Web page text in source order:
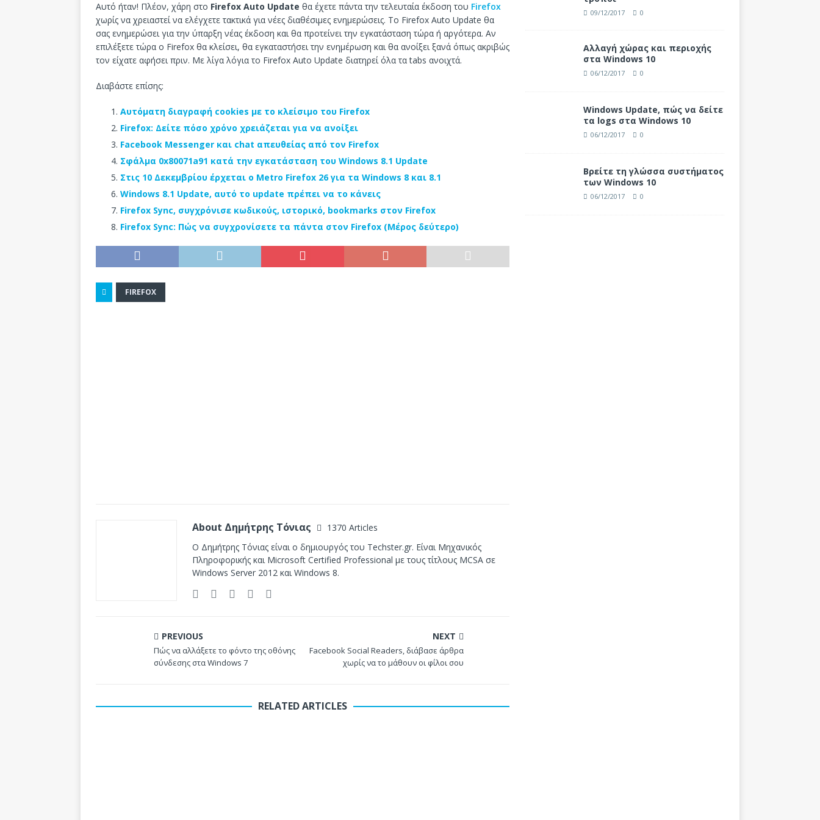
Αυτό ήταν! Πλέον, χάρη στο Firefox Auto Update θα έχετε πάντα την τελευταία έκδοση του Firefox
χωρίς να χρειαστεί να ελέγχετε τακτικά για νέες διαθέσιμες ενημερώσεις. Το Firefox Auto Update θα
σας ενημερώσει για την ύπαρξη νέας έκδοση και θα προτείνει την εγκατάσταση τώρα ή αργότερα. Αν
επιλέξετε τώρα ο Firefox θα κλείσει, θα εγκαταστήσει την ενημέρωση και θα ανοίξει ξανά όπως ακριβώς
τον είχατε αφήσει πριν. Με λίγα λόγια το Firefox Auto Update διατηρεί όλα τα tabs ανοιχτά.
Διαβάστε επίσης:
Αυτόματη διαγραφή cookies με το κλείσιμο του Firefox
Firefox: Δείτε πόσο χρόνο χρειάζεται για να ανοίξει
Facebook Messenger και chat απευθείας από τον Firefox
Σφάλμα 0x80071a91 κατά την εγκατάσταση του Windows 8.1 Update
Στις 10 Δεκεμβρίου έρχεται ο Metro Firefox 26 για τα Windows 8 και 8.1
Windows 8.1 Update, αυτό το update πρέπει να το κάνεις
Firefox Sync, συγχρόνισε κωδικούς, ιστορικό, bookmarks στον Firefox
Firefox Sync: Πώς να συγχρονίσετε τα πάντα στον Firefox (Μέρος δεύτερο)
FIREFOX
About Δημήτρης Τόνιας
1370 Articles
Ο Δημήτρης Τόνιας είναι ο δημιουργός του Techster.gr. Είναι Μηχανικός
Πληροφορικής και Microsoft Certified Professional με τους τίτλους MCSA σε
Windows Server 2012 και Windows 8.
PREVIOUS
Πώς να αλλάξετε το φόντο της οθόνης
σύνδεσης στα Windows 7
NEXT
Facebook Social Readers, διάβασε άρθρα
χωρίς να το μάθουν οι φίλοι σου
RELATED ARTICLES
09/12/2017 0
Αλλαγή χώρας και περιοχής
στα Windows 10
06/12/2017 0
Windows Update, πώς να δείτε
τα logs στα Windows 10
06/12/2017 0
Βρείτε τη γλώσσα συστήματος
των Windows 10
06/12/2017 0